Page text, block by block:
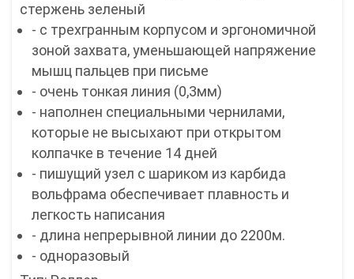
стержень зеленый
- с трехгранным корпусом и эргономичной
зоной захвата, уменьшающей напряжение
мышц пальцев при письме
- очень тонкая линия (0,3мм)
- наполнен специальными чернилами,
которые не высыхают при открытом
колпачке в течение 14 дней
- пишущий узел с шариком из карбида
вольфрама обеспечивает плавность и
легкость написания
- длина непрерывной линии до 2200м.
- одноразовый